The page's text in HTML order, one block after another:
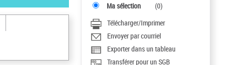
Ma sélection (0)
Télécharger/Imprimer
Envoyer par courriel
Exporter dans un tableau
Transférer pour un SGB